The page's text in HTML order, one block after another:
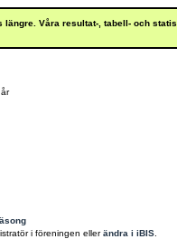
längre. Våra resultat-, tabell- och
i föreningen ellerändra i iBIS